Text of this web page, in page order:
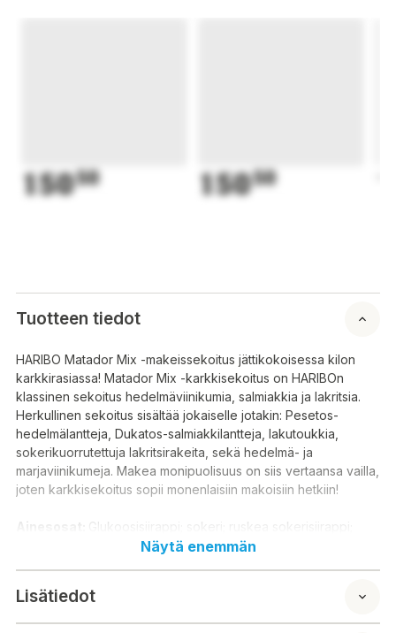
15050 15050
Tuotteen tiedot
HARIBO Matador Mix -makeissekoitus jättikokoisessa kilon
karkkirasiassa! Matador Mix -karkkisekoitus on HARIBOn
klassinen sekoitus hedelmäviinikumia, salmiakkia ja lakritsia.
Herkullinen sekoitus sisältää jokaiselle jotakin: Pesetos-
hedelmälantteja, Dukatos-salmiakkilantteja, lakutoukkia,
sokerikuorrutettuja lakritsirakeita, sekä hedelmä- ja
marjaviinikumeja. Makea monipuolisuus on siis vertaansa vailla,
joten karkkisekoitus sopii monenlaisiin makoisiin hetkiin!
Ainesosat:
Glukoosisiirappi; sokeri; ruskea sokerisiirappi;
; liivate; rypälesokeri; tärkkelys; lakritsiuute (2
seljanmarja, mustaviinimarja, appelsiini, kiivi, sitruuna, aronia,
mango, passionhedelmä, retikka, bataatti, hibiskus, viinirypäle;
Näytä enemmän
Lisätiedot